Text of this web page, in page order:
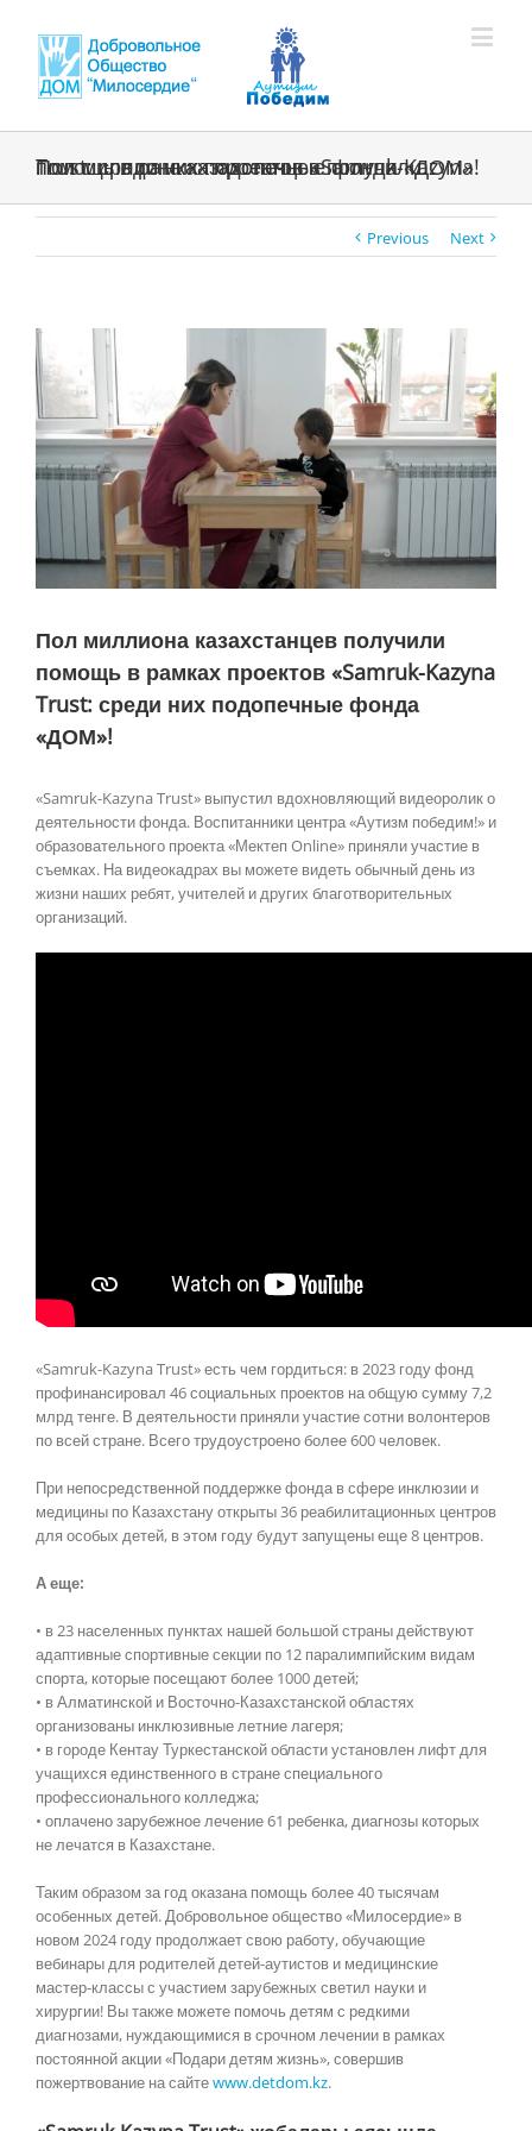
Пол миллиона казахстанцев получили помощь в рамках проектов «Samruk-Kazyna Trust: среди них подопечные фонда «ДОМ»!
Previous Next
View
Larger
Image
Пол миллиона казахстанцев получили
помощь в рамках проектов «Samruk-Kazyna
Trust: среди них подопечные фонда
«ДОМ»!
«Samruk-Kazyna Trust» выпустил вдохновляющий видеоролик о
деятельности фонда. Воспитанники центра «Аутизм победим!» и
образовательного проекта «Мектеп Online» приняли участие в
съемках. На видеокадрах вы можете видеть обычный день из
жизни наших ребят, учителей и других благотворительных
организаций.
«Samruk-Kazyna Trust» есть чем гордиться: в 2023 году фонд
профинансировал 46 социальных проектов на общую сумму 7,2
млрд тенге. В деятельности приняли участие сотни волонтеров
по всей стране. Всего трудоустроено более 600 человек.
При непосредственной поддержке фонда в сфере инклюзии и
медицины по Казахстану открыты 36 реабилитационных центров
для особых детей, в этом году будут запущены еще 8 центров.
А еще:
• в 23 населенных пунктах нашей большой страны действуют
адаптивные спортивные секции по 12 паралимпийским видам
спорта, которые посещают более 1000 детей;
• в Алматинской и Восточно-Казахстанской областях
организованы инклюзивные летние лагеря;
• в городе Кентау Туркестанской области установлен лифт для
учащихся единственного в стране специального
профессионального колледжа;
• оплачено зарубежное лечение 61 ребенка, диагнозы которых
не лечатся в Казахстане.
Таким образом за год оказана помощь более 40 тысячам
особенных детей. Добровольное общество «Милосердие» в
новом 2024 году продолжает свою работу, обучающие
вебинары для родителей детей-аутистов и медицинские
мастер-классы с участием зарубежных светил науки и
хирургии! Вы также можете помочь детям с редкими
диагнозами, нуждающимися в срочном лечении в рамках
постоянной акции «Подари детям жизнь», совершив
пожертвование на сайтеwww.detdom.kz.